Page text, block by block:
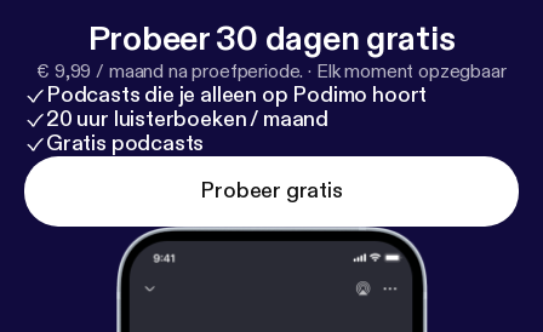
Probeer 30 dagen gratis
€ 9,99 / maand na proefperiode. · Elk moment opzegbaar
Podcasts die je alleen op Podimo hoort
20 uur luisterboeken / maand
Gratis podcasts
Probeer gratis